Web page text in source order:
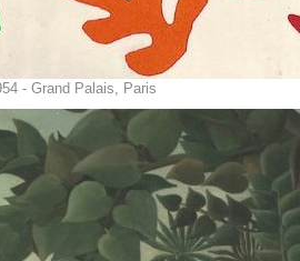
- Grand Palais, Paris